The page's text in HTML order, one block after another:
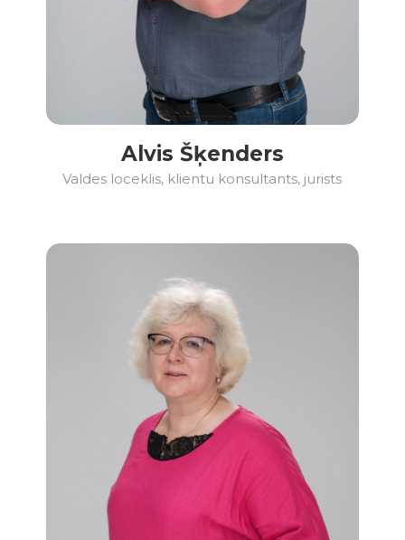
Alvis Šķenders
Valdes loceklis, klientu konsultants, jurists